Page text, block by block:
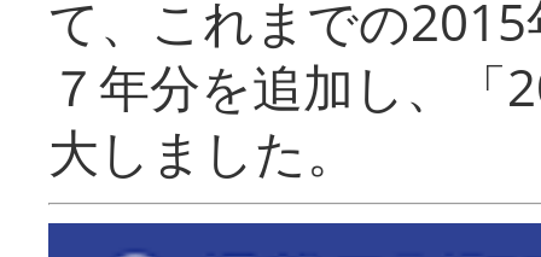
て、これまでの
７年分を追加し、「
大しまし